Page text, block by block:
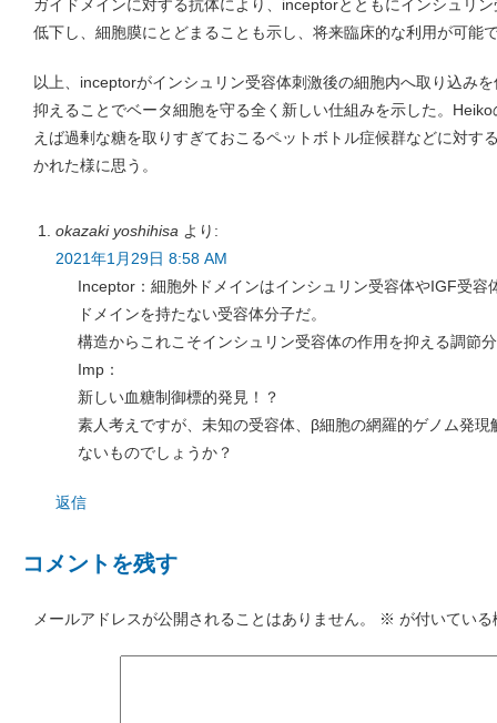
ガイドメインに対する抗体により、inceptorとともにインシュリ
低下し、細胞膜にとどまることも示し、将来臨床的な利用が可能
以上、inceptorがインシュリン受容体刺激後の細胞内へ取り込み
抑えることでベータ細胞を守る全く新しい仕組みを示した。
えば過剰な糖を取りすぎておこるペットボトル症候群などに対す
かれた様に思う。
okazaki yoshihisa より:
2021年1月29日 8:58 AM
Inceptor：細胞外ドメインはインシュリン受容体やIGF受容
ドメインを持たない受容体分子だ。
構造からこれこそインシュリン受容体の作用を抑える調節
Imp：
新しい血糖制御標的発見！？
素人考えですが、未知の受容体、β細胞の網羅的ゲノム発現
ないものでしょうか？
返信
コメントを残す
メールアドレスが公開されることはありません。 ※ が付いてい